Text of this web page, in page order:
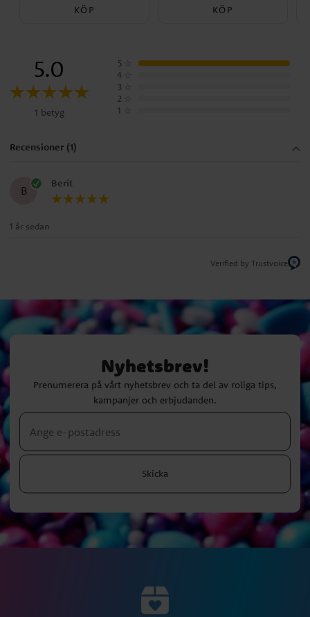
KÖP KÖP
5.0
1 betyg
5
4
3
2
1
Recensioner (1)
B
Berit
1 år sedan
Verified by Trustvoice
Nyhetsbrev!
Prenumerera på vårt nyhetsbrev och ta del av roliga tips,
kampanjer och erbjudanden.
Skicka